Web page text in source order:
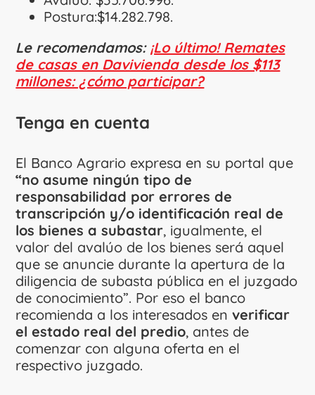
Postura:$14.282.798.
Le recomendamos: ¡Lo último! Remates
de casas en Davivienda desde los $113
millones: ¿cómo participar?
Tenga en cuenta
El Banco Agrario expresa en su portal que
“no asume ningún tipo de
responsabilidad por errores de
transcripción y/o identificación real de
los bienes a subastar, igualmente, el
valor del avalúo de los bienes será aquel
que se anuncie durante la apertura de la
diligencia de subasta pública en el juzgado
de conocimiento”. Por eso el banco
recomienda a los interesados enverificar
el estado real del predio, antes de
comenzar con alguna oferta en el
respectivo juzgado.